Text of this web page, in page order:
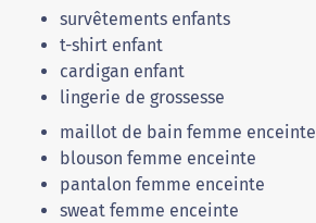
survêtements enfants
t-shirt enfant
cardigan enfant
lingerie de grossesse
maillot de bain femme enceinte
blouson femme enceinte
pantalon femme enceinte
sweat femme enceinte